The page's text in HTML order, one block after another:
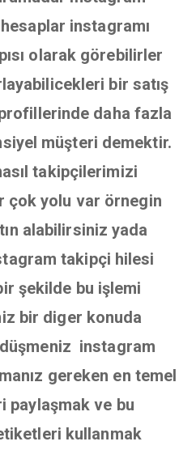
instagramı
olarak görebilirler
bir satış
daha fazla
müşteri demektir.
takipçilerimizi
çok yolu var örnegin
alabilirsiniz yada
takipçi hilesi
şekilde bu işlemi
bir diger konuda
instagram
gereken en temel
paylaşmak ve bu
kullanmak